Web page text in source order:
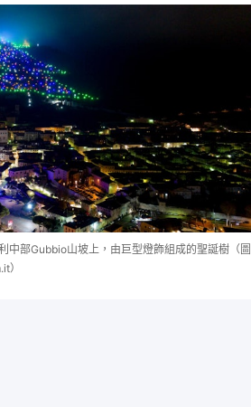
中部Gubbio山坡上，由巨型燈飾組成的聖誕樹（圖
）